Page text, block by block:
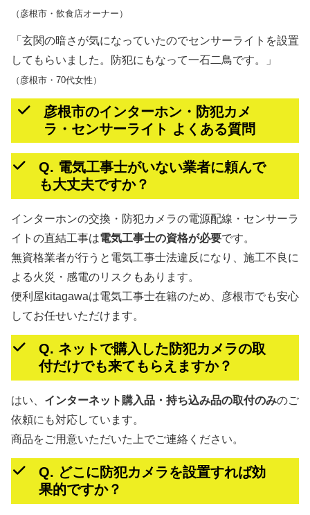
（彦根市・飲食店オーナー）
「玄関の暗さが気になっていたのでセンサーライトを設置
してもらいました。防犯にもなって一石二鳥です。」
（彦根市・70代女性）
彦根市のインターホン・防犯カメ
ラ・センサーライト よくある質問
Q. 電気工事士がいない業者に頼んで
も大丈夫ですか？
インターホンの交換・防犯カメラの電源配線・センサーラ
イトの直結工事は電気工事士の資格が必要です。
無資格業者が行うと電気工事士法違反になり、施工不良に
よる火災・感電のリスクもあります。
便利屋kitagawaは電気工事士在籍のため、彦根市でも安心
してお任せいただけます。
Q. ネットで購入した防犯カメラの取
付だけでも来てもらえますか？
はい、 インターネット購入品・持ち込み品の取付のみのご
依頼にも対応しています。
商品をご用意いただいた上でご連絡ください。
Q. どこに防犯カメラを設置すれば効
果的ですか？